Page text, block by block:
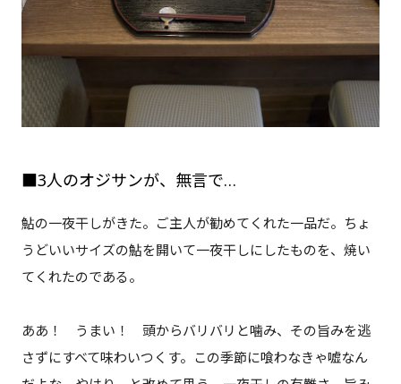
■3人のオジサンが、無言で…
鮎の一夜干しがきた。ご主人が勧めてくれた一品だ。ちょ
うどいいサイズの鮎を開いて一夜干しにしたものを、焼い
てくれたのである。
ああ！ うまい！ 頭からバリバリと噛み、その旨みを逃
さずにすべて味わいつくす。この季節に喰わなきゃ嘘なん